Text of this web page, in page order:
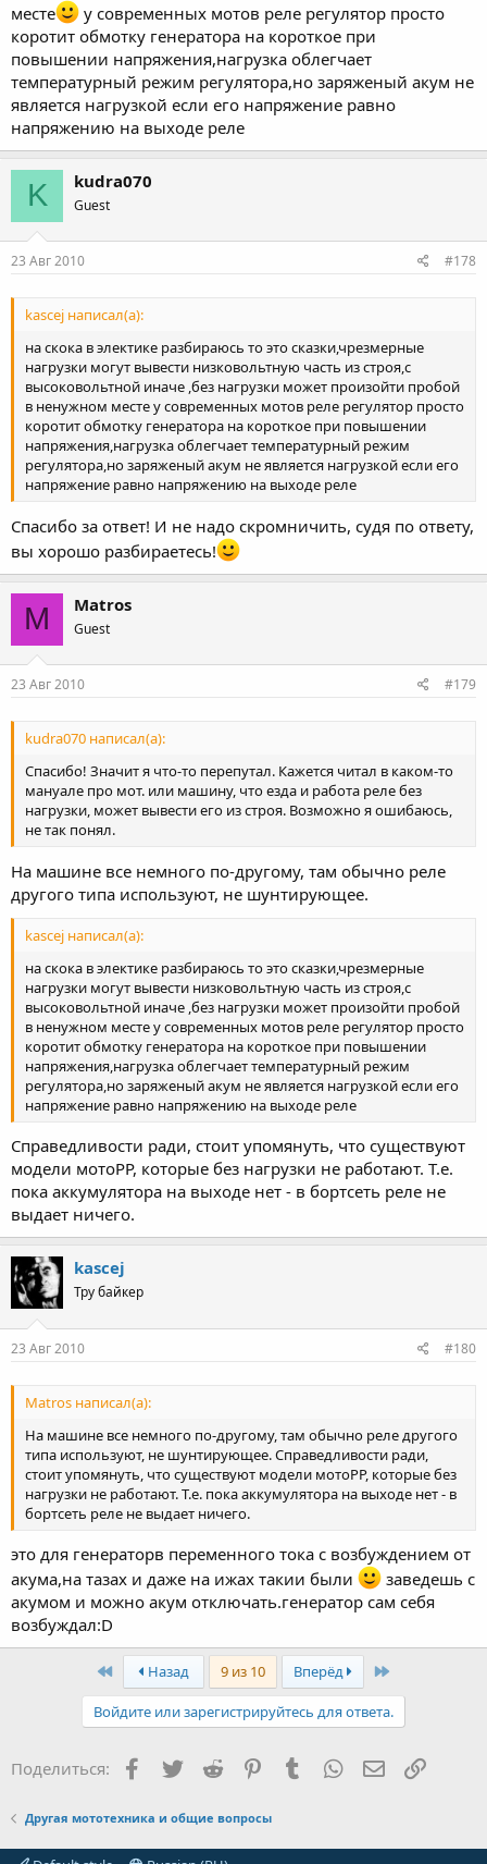
месте
у современных мотов реле регулятор просто
коротит обмотку генератора на короткое при
повышении напряжения,нагрузка облегчает
температурный режим регулятора,но заряженый акум не
является нагрузкой если его напряжение равно
напряжению на выходе реле
K kudra070
Guest
23 Авг 2010 #178
kascej написал(а):
на скока в электике разбираюсь то это сказки,чрезмерные
нагрузки могут вывести низковольтную часть из строя,с
высоковольтной иначе ,без нагрузки может произойти пробой
в ненужном месте у современных мотов реле регулятор просто
коротит обмотку генератора на короткое при повышении
напряжения,нагрузка облегчает температурный режим
регулятора,но заряженый акум не является нагрузкой если его
напряжение равно напряжению на выходе реле
Спасибо за ответ! И не надо скромничить, судя по ответу,
вы хорошо разбираетесь!
M Matros
Guest
23 Авг 2010 #179
kudra070 написал(а):
Спасибо! Значит я что-то перепутал. Кажется читал в каком-то
мануале про мот. или машину, что езда и работа реле без
нагрузки, может вывести его из строя. Возможно я ошибаюсь,
не так понял.
На машине все немного по-другому, там обычно реле
другого типа используют, не шунтирующее.
kascej написал(а):
на скока в электике разбираюсь то это сказки,чрезмерные
нагрузки могут вывести низковольтную часть из строя,с
высоковольтной иначе ,без нагрузки может произойти пробой
в ненужном месте у современных мотов реле регулятор просто
коротит обмотку генератора на короткое при повышении
напряжения,нагрузка облегчает температурный режим
регулятора,но заряженый акум не является нагрузкой если его
напряжение равно напряжению на выходе реле
Справедливости ради, стоит упомянуть, что существуют
модели мотоРР, которые без нагрузки не работают. Т.е.
пока аккумулятора на выходе нет - в бортсеть реле не
выдает ничего.
kascej
Тру байкер
23 Авг 2010 #180
Matros написал(а):
На машине все немного по-другому, там обычно реле другого
типа используют, не шунтирующее. Справедливости ради,
стоит упомянуть, что существуют модели мотоРР, которые без
нагрузки не работают. Т.е. пока аккумулятора на выходе нет - в
бортсеть реле не выдает ничего.
это для генераторв переменного тока с возбуждением от
акума,на тазах и даже на ижах такии были
заведешь с
акумом и можно акум отключать.генератор сам себя
возбуждал:D
First Назад 9 из 10 Вперёд Last
Войдите или зарегистрируйтесь для ответа.
Поделиться: Facebook
TwitterReddit PinterestTumblr WhatsApp Ссылка
Другая мототехника и общие вопросы